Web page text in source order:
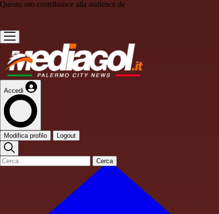
Questo sito contribuisce alla audience de
Accedi
Modifica profilo Logout
Cerca